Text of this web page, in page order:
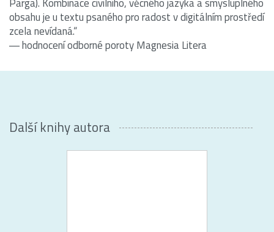
obsahu je u textu psaného pro radost v digitálním prostředí
zcela nevídaná.“
― hodnocení odborné poroty Magnesia Litera
Další knihy autora